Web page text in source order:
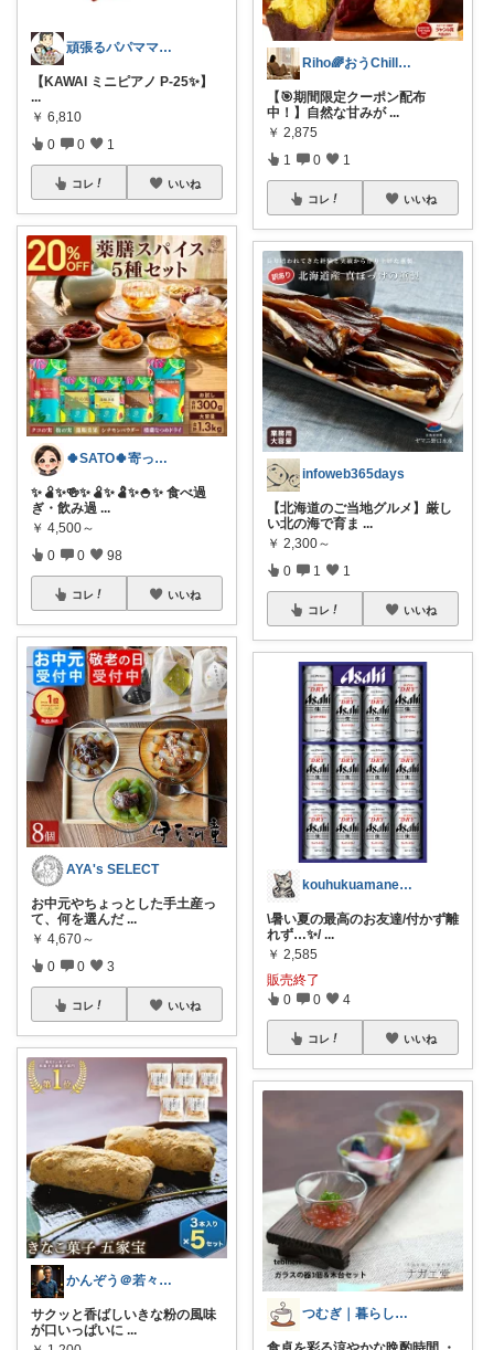
頑張るパパママ応援隊@育児・子供用品紹介
【KAWAI ミニピアノ P-25✨】
...
￥ 6,810
0 0 1
コレ いいね
🍀SATO🍀寄って、見てらっしゃい！
​✨🫄✨🍻✨🫄✨🫃✨🍚✨ 食べ過
ぎ・飲み過 ...
￥ 4,500～
0 0 98
コレ いいね
AYA's SELECT
お中元やちょっとした手土産っ
て、何を選んだ ...
￥ 4,670～
0 0 3
コレ いいね
かんぞう＠若々しく健康的な老後生活
サクッと香ばしいきな粉の風味
が口いっぱいに ...
Riho🌈おうChill★グッズ
【🎯期間限定クーポン配布
中！】自然な甘みが ...
￥ 2,875
1 0 1
コレ いいね
infoweb365days
【北海道のご当地グルメ】厳し
い北の海で育ま ...
￥ 2,300～
0 1 1
コレ いいね
kouhukuamane168
\暑い夏の最高のお友達/付かず離
れず…✨/ ...
￥ 2,585
販売終了
0 0 4
コレ いいね
つむぎ｜暮らしを少し豊かに